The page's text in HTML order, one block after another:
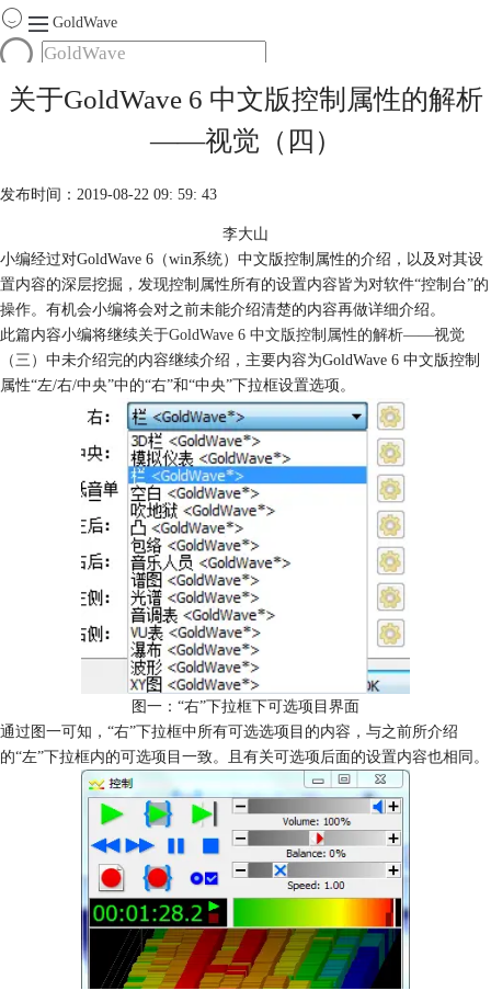
GoldWave
首页
产品
关于GoldWave 6 中文版控制属性的解析
——视觉（四）
发布时间：2019-08-22 09: 59: 43
李大山
小编经过对GoldWave 6（win系统）中文版控制属性的介绍，以及对其设
置内容的深层挖掘，发现控制属性所有的设置内容皆为对软件“控制台”的
操作。有机会小编将会对之前未能介绍清楚的内容再做详细介绍。
此篇内容小编将继续关于GoldWave 6 中文版控制属性的解析——视觉
（三） 中未介绍完的内容继续介绍，主要内容为GoldWave 6 中文版控制
属性“左/右/中央”中的“右”和“中央”下拉框设置选项。
图一：“右”下拉框下可选项目界面
通过图一可知，“右”下拉框中所有可选选项目的内容，与之前所介绍
的“左”下拉框内的可选项目一致。且有关可选项后面的设置内容也相同。